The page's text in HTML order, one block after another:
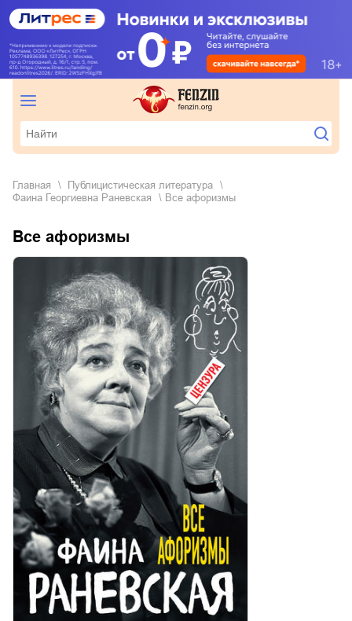
Главная
публицистическая литература
Фаина Георгиевна Раневская
Все афоризмы
Все афоризмы